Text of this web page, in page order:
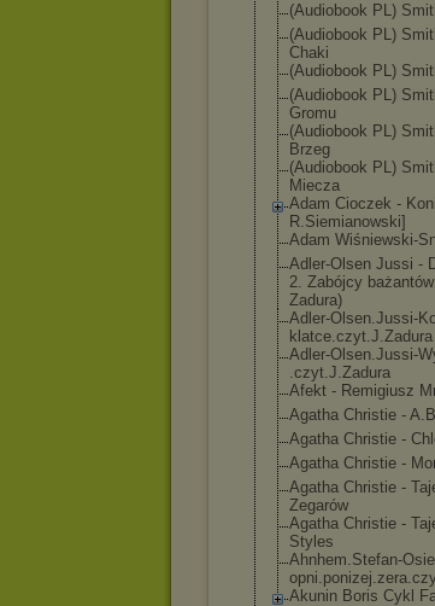
(Audiobook PL)
(Audiobook PL)
Chaki
(Audiobook PL)
(Audiobook PL)
Gromu
(Audiobook PL)
Brzeg
(Audiobook PL)
Miecza
Adam Cioczek -
R.Siemianowski]
Adam Wiśniewski-
Adler-Olsen Jussi -
2. Zabójcy
Zadura)
Adler-Olsen.Jussi-
klatce.czyt.J.Zadura
Adler-Olsen.Jussi-
.czyt.J.Zadura
Afekt - Remigiusz
Agatha Christie -
Agatha Christie -
Agatha Christie -
Agatha Christie -
Zegarów
Agatha Christie -
Styles
Ahnhem.Stefan-
opni.ponizej.z
Akunin Boris Cykl